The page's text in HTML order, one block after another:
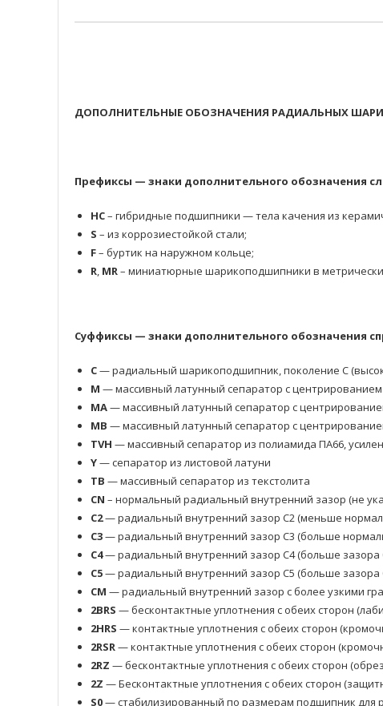
ДОПОЛНИТЕЛЬНЫЕ ОБОЗНАЧЕНИЯ РАДИАЛЬНЫХ
Префиксы — знаки дополнительного обозначения
HC– гибридные подшипники — тела качения из
S – из коррозиестойкой стали;
F– буртик на наружном кольце;
R, MR– миниатюрные шарикоподшипники в
Суффиксы — знаки дополнительного обозначения
C— радиальный шарикоподшипник, поколение C
M — массивный латунный сепаратор с
MA— массивный латунный сепаратор с
MB — массивный латунный сепаратор с
TVH — массивный сепаратор из полиамида ПА66,
Y— сепаратор из листовой латуни
TB — массивный сепаратор из текстолита
CN – нормальный радиальный внутренний зазор (не
C2— радиальный внутренний зазор C2 (меньше
C3— радиальный внутренний зазор C3 (больше
C4— радиальный внутренний зазор C4 (больше зазора
C5— радиальный внутренний зазор C5 (больше зазора
CM — радиальный внутренний зазор с более узкими
2BRS — бесконтактные уплотнения с обеих сторон
2HRS — контактные уплотнения с обеих сторон
2RSR— контактные уплотнения с обеих сторон
2RZ — бесконтактные уплотнения с обеих сторон
2Z — Бесконтактные уплотнения с обеих сторон
S0— стабилизированный по размерам подшипник для